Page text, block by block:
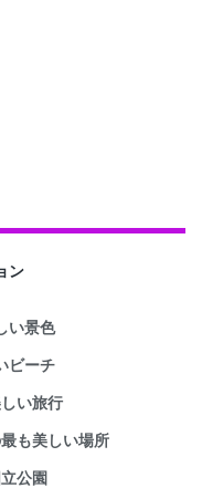
ン
い景色
ビーチ
い旅行
も美しい場所
公園